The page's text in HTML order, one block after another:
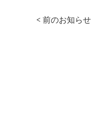
< 前のお知らせ